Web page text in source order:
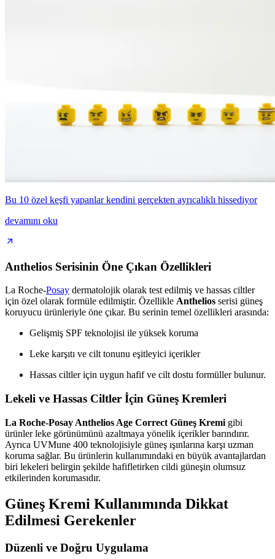
Bu 10 özel keşfi yapanlar kendini gerçekten ayrıcalıklı hissediyor
devamını oku
Anthelios Serisinin Öne Çıkan Özellikleri
La Roche-Posay dermatolojik olarak test edilmiş ve hassas ciltler
için özel olarak formüle edilmiştir. Özellikle Anthelios serisi güneş
koruyucu ürünleriyle öne çıkar. Bu serinin temel özellikleri arasında:
Gelişmiş SPF teknolojisi ile yüksek koruma
Leke karşıtı ve cilt tonunu eşitleyici içerikler
Hassas ciltler için uygun hafif ve cilt dostu formüller bulunur.
Lekeli ve Hassas Ciltler İçin Güneş Kremleri
La Roche-Posay Anthelios Age Correct Güneş Kremi gibi
ürünler leke görünümünü azaltmaya yönelik içerikler barındırır.
Ayrıca UVMune 400 teknolojisiyle güneş ışınlarına karşı uzman
koruma sağlar. Bu ürünlerin kullanımındaki en büyük avantajlardan
biri lekeleri belirgin şekilde hafifletirken cildi güneşin olumsuz
etkilerinden korumasıdır.
Güneş Kremi Kullanımında Dikkat
Edilmesi Gerekenler
Düzenli ve Doğru Uygulama